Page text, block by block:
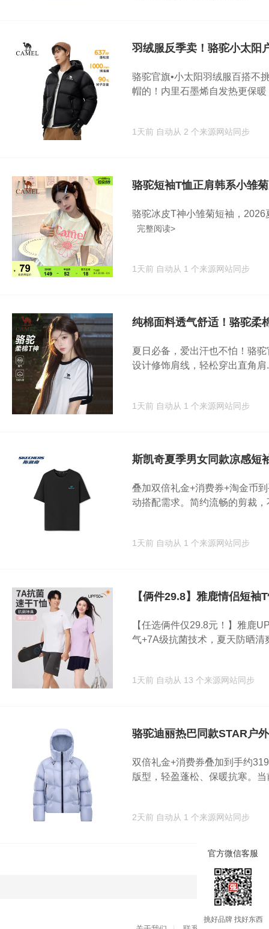
羽绒服反季卖！骆驼小太阳
骆驼官旗•小太阳羽绒服百搭不
帽的！内里石墨烯自发热更保暖
1天前 自动从 2 个来源网站同步
骆驼短袖T恤正肩韩系小雏
骆驼冰皮T神小雏菊短袖，
完整阅读>
1天前 自动从 1 个来源网站同步
纯棉面料透气舒适！骆驼柔
夏日必备，爱出汗也不怕！骆
设计修饰肩线，轻松穿出直角肩
1天前 自动从 1 个来源网站同步
斯凯奇夏季男女同款凉感短
叠加双倍礼金+消费券+淘金币
动搭配需求。简约流畅的剪裁，
1天前 自动从 1 个来源网站同步
【俩件29.8】雅鹿情侣短袖
【任选俩件仅29.8元！】雅鹿
气+7A级抗菌技术，夏天防晒清
1天前 自动从 13 个来源网站同步
骆驼迪丽热巴同款STAR户
双倍礼金+消费券叠加到手约
版型，轻盈蓬松、保暖抗寒。当
2天前 自动从 1 个来源网站同步
加
官方微信客服
挑好品牌 找好东西